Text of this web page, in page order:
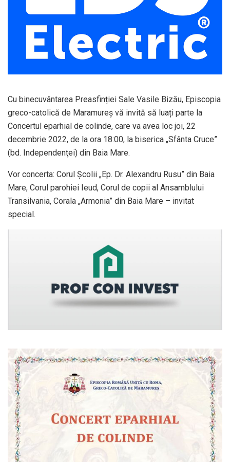
Cu binecuvântarea Preasfinției Sale Vasile Bizău, Episcopia
greco-catolică de Maramureș vă invită să luați parte la
Concertul eparhial de colinde, care va avea loc joi, 22
decembrie 2022, de la ora 18:00, la biserica „Sfânta Cruce”
(bd. Independenţei) din Baia Mare.
Vor concerta: Corul Școlii „Ep. Dr. Alexandru Rusu” din Baia
Mare, Corul parohiei Ieud, Corul de copii al Ansamblului
Transilvania, Corala „Armonia” din Baia Mare – invitat
special.